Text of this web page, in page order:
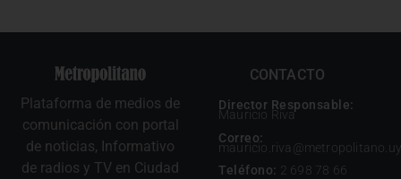
Plataforma de medios de
comunicación con portal
de noticias, Informativo
de radios y TV en Ciudad
CONTACTO
Director Responsable:
Mauricio Riva
Correo:
mauricio.riva@metropolitano.uy
Teléfono: 2 698 78 66